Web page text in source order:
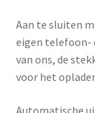
Aan te sluiten
eigen telefoon-
van ons, de
voor het
Automatische